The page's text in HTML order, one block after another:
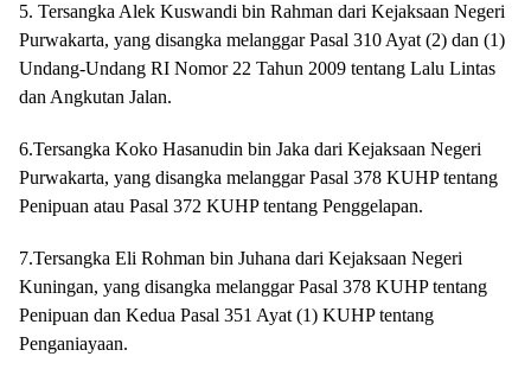
5. Tersangka Alek Kuswandi bin Rahman dari Kejaksaan Negeri
Purwakarta, yang disangka melanggar Pasal 310 Ayat (2) dan (1)
Undang-Undang RI Nomor 22 Tahun 2009 tentang Lalu Lintas
dan Angkutan Jalan.
6.Tersangka Koko Hasanudin bin Jaka dari Kejaksaan Negeri
Purwakarta, yang disangka melanggar Pasal 378 KUHP tentang
Penipuan atau Pasal 372 KUHP tentang Penggelapan.
7.Tersangka Eli Rohman bin Juhana dari Kejaksaan Negeri
Kuningan, yang disangka melanggar Pasal 378 KUHP tentang
Penipuan dan Kedua Pasal 351 Ayat (1) KUHP tentang
Penganiayaan.